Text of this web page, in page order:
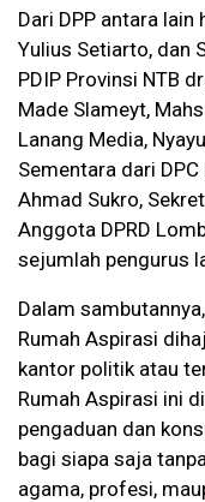
Dari DPP antara lain
Yulius Setiarto, dan
PDIP Provinsi NTB
Made Slameyt,
Lanang Media,
Sementara dari
Ahmad Sukro,
Anggota DPRD
sejumlah pengurus
Dalam
Rumah Aspirasi
kantor politik atau
Rumah Aspirasi ini
pengaduan dan
bagi siapa saja
agama, profesi,